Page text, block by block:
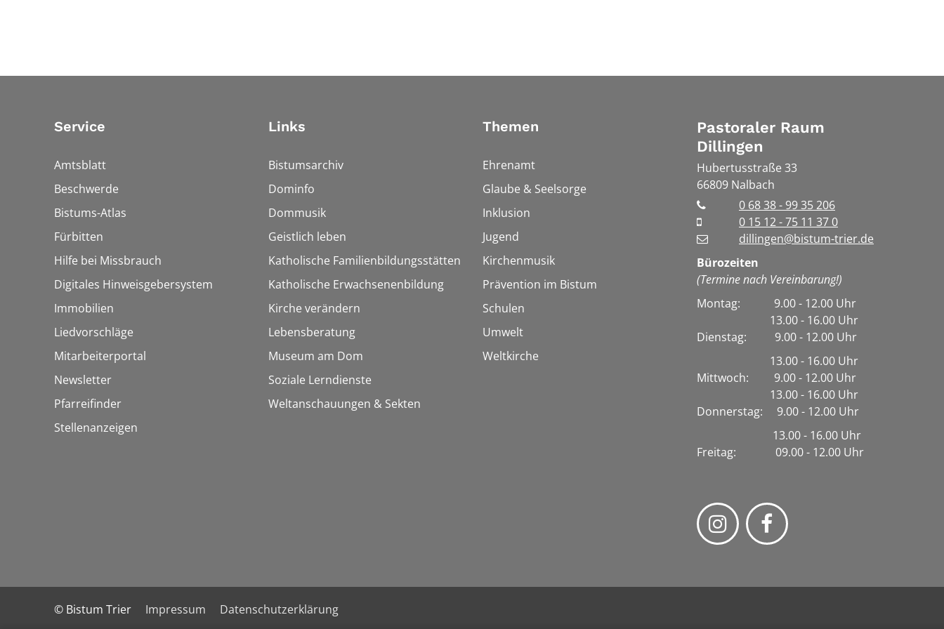
Service
Amtsblatt
Beschwerde
Bistums-Atlas
Fürbitten
Hilfe bei Missbrauch
Digitales Hinweisgebersystem
Immobilien
Liedvorschläge
Mitarbeiterportal
Newsletter
Pfarreifinder
Stellenanzeigen
Links
Bistumsarchiv
Dominfo
Dommusik
Geistlich leben
Katholische Familienbildungsstätten
Katholische Erwachsenenbildung
Kirche verändern
Lebensberatung
Museum am Dom
Soziale Lerndienste
Weltanschauungen & Sekten
Themen
Ehrenamt
Glaube & Seelsorge
Inklusion
Jugend
Kirchenmusik
Prävention im Bistum
Schulen
Umwelt
Weltkirche
Pastoraler Raum
Dillingen
Hubertusstraße 33
66809 Nalbach
0 68 38 - 99 35 206
0 15 12 - 75 11 37 0
dillingen@bistum-trier.de
Bürozeiten
(Termine nach Vereinbarung!)
Montag: 9.00 - 12.00 Uhr
13.00 - 16.00 Uhr
Dienstag:
9.00 - 12.00 Uhr
13.00 - 16.00 Uhr
Mittwoch: 9.00 - 12.00 Uhr
13.00 - 16.00 Uhr
Donnerstag: 9.00 - 12.00 Uhr
13.00 - 16.00 Uhr
Freitag: 09.00 - 12.00 Uhr
© Bistum Trier Impressum Datenschutzerklärung